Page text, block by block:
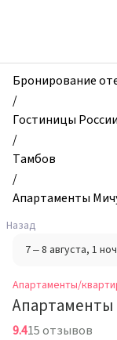
и
квартиры,
44,
Тамбов,
Россия
Бронирование
/
Гостиницы России
/
Тамбов
/
Апартаменты
Назад
7 – 8 августа, 1
Апартаменты/
9.415 отзывов